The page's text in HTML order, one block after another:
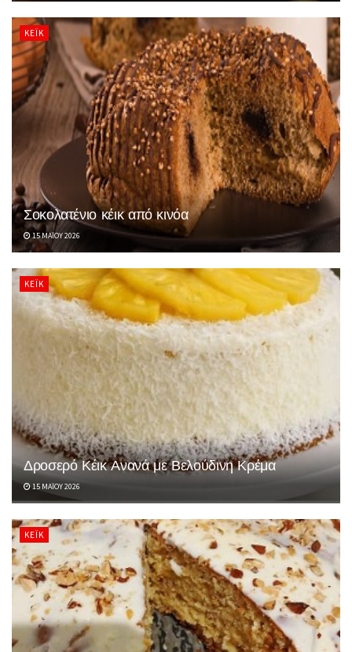
ΚΈΙΚ
Σοκολατένιο κέικ από κινόα
15 ΜΑΪ́ΟΥ 2026
ΚΈΙΚ
Δροσερό Κέικ Ανανά με Βελούδινη Κρέμα
15 ΜΑΪ́ΟΥ 2026
ΚΈΙΚ